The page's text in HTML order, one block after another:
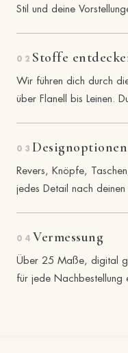
Stil und deine
02 Stoffe
Wir führen dich durch
über Flanell bis Leinen.
03 Designoptionen
Revers, Knöpfe,
jedes Detail nach deinen
04 Vermessung
Über 25 Maße, digital
für jede Nachbestellung